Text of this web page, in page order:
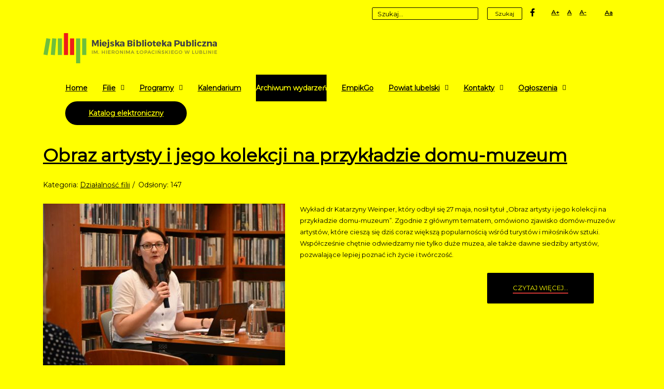
Szukaj facebook
Set
LargerDefault
Set
Smaller
High
Contrast
Home Filie Programy Kalendarium Archiwum wydarzeń EmpikGo Powiat lubelski Kontakty Ogłoszenia
Katalog elektroniczny
Obraz artysty i jego kolekcji na przykładzie domu-muzeum
Kategoria: Działalność filii Odsłony: 147
Wykład dr Katarzyny Weinper, który odbył się 27 maja, nosił tytuł „Obraz artysty i jego kolekcji na
przykładzie domu-muzeum”. Zgodnie z głównym tematem, omówiono zjawisko domów-muzeów
artystów, które cieszą się dziś coraz większą popularnością wśród turystów i miłośników sztuki.
Współcześnie chętnie odwiedzamy nie tylko duże muzea, ale także dawne siedziby artystów,
pozwalające lepiej poznać ich życie i twórczość.
CZYTAJ WIĘCEJ...